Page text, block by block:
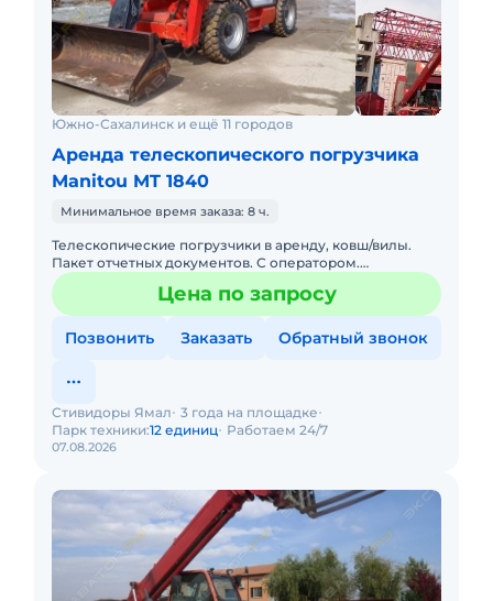
Южно-Сахалинск и ещё 11 городов
Аренда телескопического погрузчика
Manitou MT 1840
Минимальное время заказа: 8 ч.
Телескопические погрузчики в аренду, ковш/вилы.
Пакет отчетных документов. С оператором.
Долгосрочная аренда.
Цена по запросу
Позвонить Заказать Обратный звонок
07.08.2026
Стивидоры Ямал 3 года на площадке
Парк техники:12 единиц Работаем 24/7